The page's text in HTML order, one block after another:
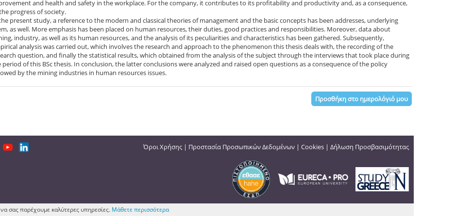
and health and safety in the workplace. For the company, it contributes to its profitability and productivity and, as a consequence,
progress of society.
present study, a reference to the modern and classical theories of management and the basic concepts has been addresses, underlying
as well. More emphasis has been placed on human resources, their duties, good practices and responsibilities. Moreover, data about
industry, as well as its human resources, and the analysis of its peculiarities and characteristics has been gathered. Subsequently,
analysis was carried out, which involves the research and approach to the phenomenon this thesis deals with, the recording of the
question, and finally the statistical results, which obtained from the analysis of the subject through the interviews that took place during
period of this BSc thesis. In conclusion, the latter conclusions were analyzed and raised open questions as a consequence of the policy
by the mining industries in human resources issues.
Προσθήκη στο ημερολόγιό μου
Όροι Χρήσης | Προστασία Προσωπικών Δεδομένων | Cookies | Δήλωση Προσβασιμότητας
σας παρέχουμε καλύτερες υπηρεσίες. Μάθετε περισσότερα